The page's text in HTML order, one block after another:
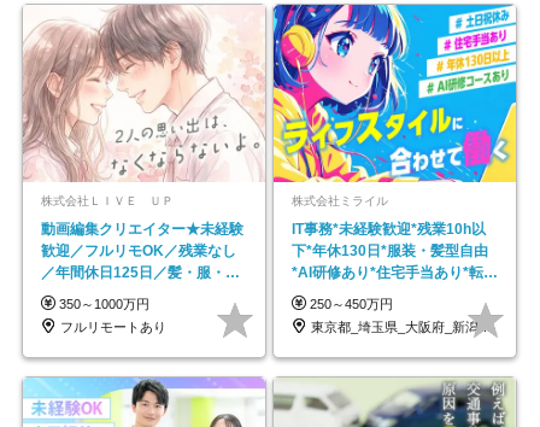
株式会社ＬＩＶＥ ＵＰ
動画編集クリエイター★未経験
歓迎／フルリモOK／残業なし
／年間休日125日／髪・服・ネ
イル自由／研修充実で安心
350～1000万円
フルリモートあり
株式会社ミライル
IT事務*未経験歓迎*残業10h以
下*年休130日*服装・髪型自由
*AI研修あり*住宅手当あり*転勤
なし
250～450万円
東京都_埼玉県_大阪府_新潟県_福岡県